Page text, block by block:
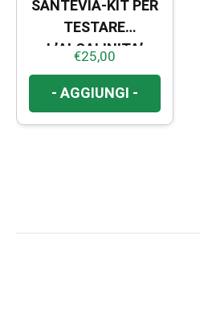
SANTEVIA-KIT PER
TESTARE
L’ALCALINITA’
€25,00
- AGGIUNGI -